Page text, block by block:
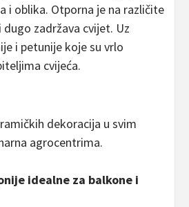
i oblika. Otporna je na različite
zadržava cvijet. Uz
i petunije koje su vrlo
cvijeća.
dekoracija u svim
agrocentrima.
idealne za balkone i